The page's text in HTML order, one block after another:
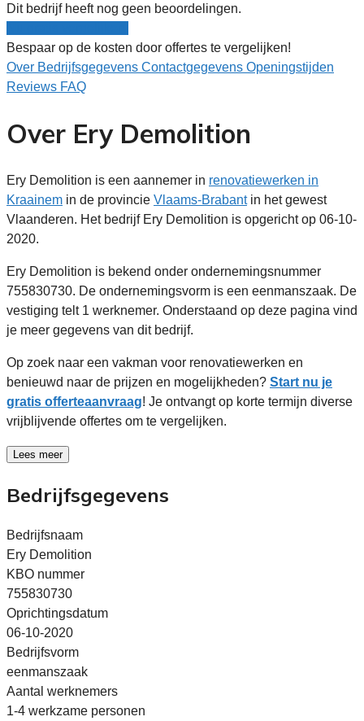
Dit bedrijf heeft nog geen beoordelingen.
Bespaar op de kosten door offertes te vergelijken!
Over Bedrijfsgegevens Contactgegevens Openingstijden
Reviews FAQ
Over Ery Demolition
Ery Demolition is een aannemer in renovatiewerken in
Kraainem in de provincie Vlaams-Brabantin het gewest
Vlaanderen. Het bedrijf Ery Demolition is opgericht op 06-10-
2020.
Ery Demolition is bekend onder ondernemingsnummer
755830730. De ondernemingsvorm is een eenmanszaak. De
vestiging telt 1 werknemer. Onderstaand op deze pagina vind
je meer gegevens van dit bedrijf.
Op zoek naar een vakman voor renovatiewerken en
benieuwd naar de prijzen en mogelijkheden? Start nu je
gratis offerteaanvraag! Je ontvangt op korte termijn diverse
vrijblijvende offertes om te vergelijken.
Lees meer
Bedrijfsgegevens
Bedrijfsnaam
Ery Demolition
KBO nummer
755830730
Oprichtingsdatum
06-10-2020
Bedrijfsvorm
eenmanszaak
Aantal werknemers
1-4 werkzame personen